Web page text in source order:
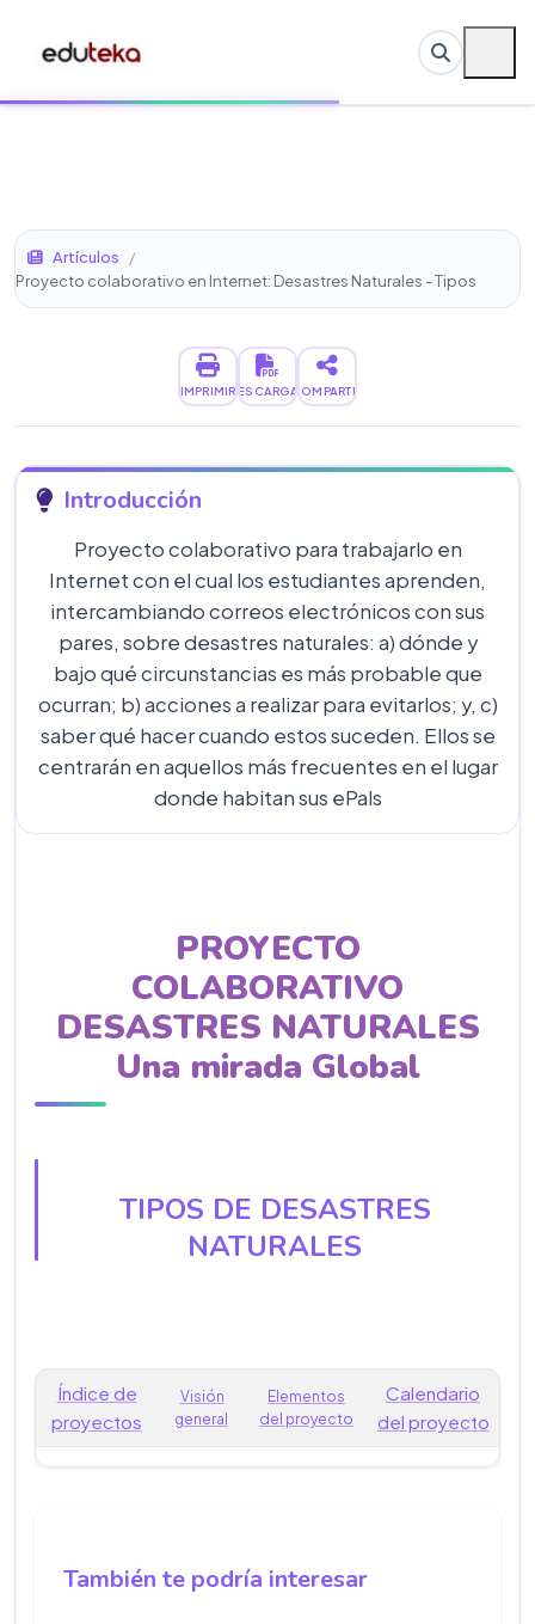
Artículos
/
Proyecto colaborativo en Internet: Desastres Naturales - Tipos
IMPRIMIRDESCARGARCOMPARTIR
Introducción
Proyecto colaborativo para trabajarlo en
Internet con el cual los estudiantes aprenden,
intercambiando correos electrónicos con sus
pares, sobre desastres naturales: a) dónde y
bajo qué circunstancias es más probable que
ocurran; b) acciones a realizar para evitarlos; y, c)
saber qué hacer cuando estos suceden. Ellos se
centrarán en aquellos más frecuentes en el lugar
donde habitan sus ePals
PROYECTO
COLABORATIVO
DESASTRES NATURALES
Una mirada Global
TIPOS DE DESASTRES
NATURALES
Índice de
proyectos
Visión
general
Elementos
del proyecto
Calendario
del proyecto
También te podría interesar